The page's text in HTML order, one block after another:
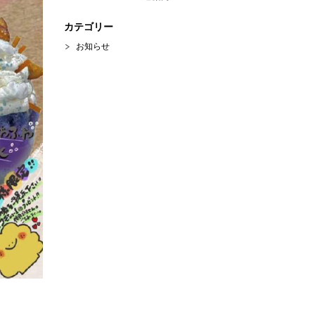
カテゴリー
お知らせ